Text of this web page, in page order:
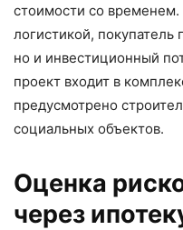
стоимости со
логистикой, покупатель
но и инвестиционный
проект входит в
предусмотрено
социальных объектов.
Оценка
через